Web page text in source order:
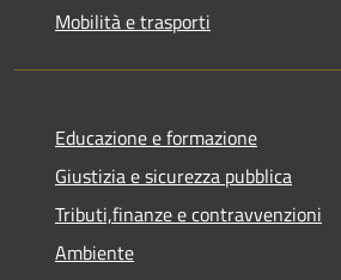
Mobilità e trasporti
Educazione e formazione
Giustizia e sicurezza pubblica
Tributi,finanze e contravvenzioni
Ambiente